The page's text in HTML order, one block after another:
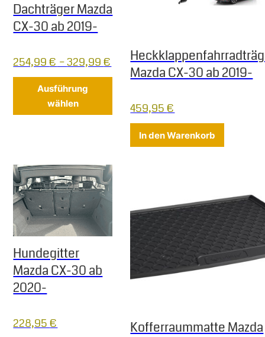
Dachträger Mazda
CX-30 ab 2019-
254,99€–329,99€
Ausführung
wählen
Mazda CX-30 ab 2019-
459,95€
In den Warenkorb
Hundegitter
Mazda CX-30 ab
2020-
228,95€
Kofferraummatte Mazda